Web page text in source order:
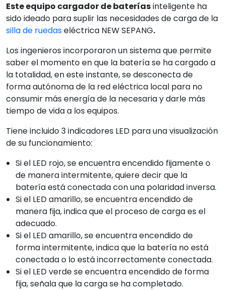
Este equipo cargador de bateríasinteligente ha
sido ideado para suplir las necesidades de carga de la
silla de ruedaseléctrica NEW SEPANG.
Los ingenieros incorporaron un sistema que permite
saber el momento en que la batería se ha cargado a
la totalidad, en este instante, se desconecta de
forma autónoma de la red eléctrica local para no
consumir más energía de la necesaria y darle más
tiempo de vida a los equipos.
Tiene incluido 3 indicadores LED para una visualización
de su funcionamiento:
Si el LED rojo, se encuentra encendido fijamente o
de manera intermitente, quiere decir que la
batería está conectada con una polaridad inversa.
Si el LED amarillo, se encuentra encendido de
manera fija, indica que el proceso de carga es el
adecuado.
Si el LED amarillo, se encuentra encendido de
forma intermitente, indica que la batería no está
conectada o lo está incorrectamente conectada.
Si el LED verde se encuentra encendido de forma
fija, señala que la carga se ha completado.